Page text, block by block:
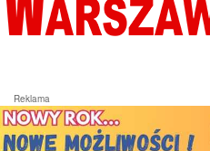
Reklama